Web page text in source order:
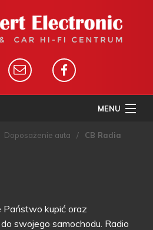
MENU
Doposażenie auta / CB Radia
Państwo kupić oraz
swojego samochodu. Radio